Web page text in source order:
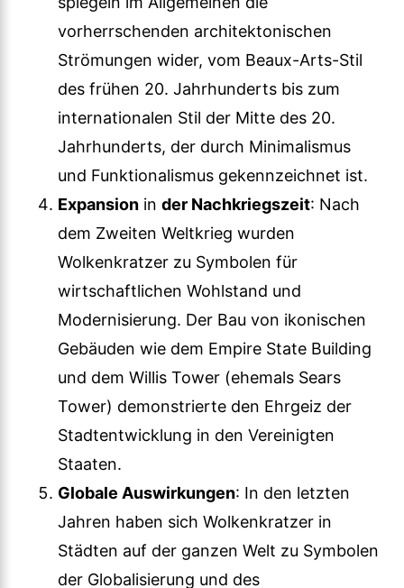
vorherrschenden architektonischen
Strömungen wider, vom Beaux-Arts-Stil
des frühen 20. Jahrhunderts bis zum
internationalen Stil der Mitte des 20.
Jahrhunderts, der durch Minimalismus
und Funktionalismus gekennzeichnet ist.
Expansion in der Nachkriegszeit: Nach
dem Zweiten Weltkrieg wurden
Wolkenkratzer zu Symbolen für
wirtschaftlichen Wohlstand und
Modernisierung. Der Bau von ikonischen
Gebäuden wie dem Empire State Building
und dem Willis Tower (ehemals Sears
Tower) demonstrierte den Ehrgeiz der
Stadtentwicklung in den Vereinigten
Staaten.
Globale Auswirkungen: In den letzten
Jahren haben sich Wolkenkratzer in
Städten auf der ganzen Welt zu Symbolen
der Globalisierung und des